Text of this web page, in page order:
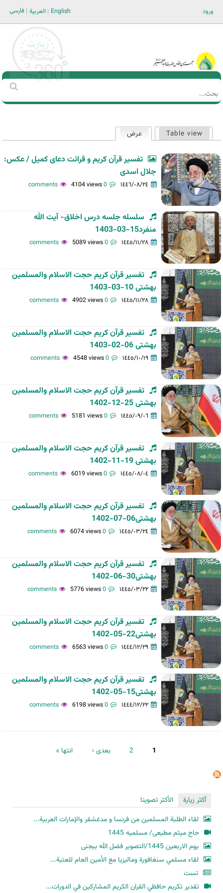
ورود فارسی العربية English
Main men-AR
استمارة
‏
الأساسية
Table view عرض
تفسیر قرآن کریم و قرائت دعای کمیل / عکس:
جلال اسدی
١٤٤٦/٠٨/٢٤ 0 comments
4104 views
سلسله جلسه درس اخلاق- آیت الله
منفرد15-03-1403
١٤٤٥/١١/٢٨ 0 comments
5089 views
تفسیر قرآن کریم حجت الاسلام والمسلمین
بهشتی 10-03-1403
١٤٤٥/١١/٢٨ 0 comments
4902 views
تفسیر قرآن کریم حجت الاسلام والمسلمین
بهشتی 06-02-1403
١٤٤٥/١٠/١٩ 0 comments
4548 views
تفسیر قرآن کریم حجت الاسلام والمسلمین
بهشتی 25-12-1402
١٤٤٥/٠٩/٠٦ 0 comments
5181 views
تفسیر قرآن کریم حجت الاسلام والمسلمین
بهشتی 19-11-1402
١٤٤٥/٠٨/٠٤ 0 comments
6019 views
تفسیر قرآن کریم حجت الاسلام والمسلمین
بهشتی06-07-1402
١٤٤٥/٠٣/٢٤ 0 comments
6074 views
تفسیر قرآن کریم حجت الاسلام والمسلمین
بهشتی30-06-1402
١٤٤٥/٠٣/٢٢ 0 comments
5776 views
تفسیر قرآن کریم حجت الاسلام والمسلمین
بهشتی22-05-1402
١٤٤٤/١٢/٢٩ 0 comments
6563 views
تفسیر قرآن کریم حجت الاسلام والمسلمین
بهشتی15-05-1402
١٤٤٤/١٢/٢٢ 0 comments
6198 views
1
2 بعدی › انتها »
أكثر زيارة
الأكثر تصويتا
لقاء الطلبة المسلمين من فرنسا و مدغشقر والإمارات العربية...
حاج میثم مطیعی/ مسلمیه 1445
یوم الاربعین 1445/التصویر فضل الله بیجنی
لقاء مسلمي سنغافورة وماليزيا مع الأمين العام للعتبة...
تست
تقدير تكريم حافظي القران الكريم المشاركين في الدورات...